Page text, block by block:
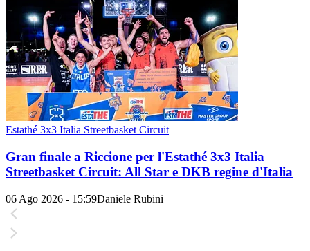
Estathé 3x3 Italia Streetbasket Circuit
Gran finale a Riccione per l'Estathé 3x3 Italia
Streetbasket Circuit: All Star e DKB regine d'Italia
06 Ago 2026 - 15:59Daniele Rubini